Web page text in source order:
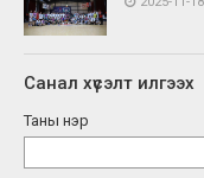
Санал хүсэлт илгээх
Таны нэр